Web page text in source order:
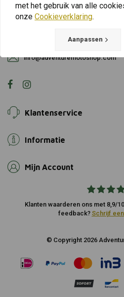
Gotenburgweg 46a, 9723 TM
+31 85 06 06 06 5
info@adventuremotoshop.com
Klantenservice
Informatie
Mijn Account
Klanten waarderen ons met 8,9/
feedback? Schrijf
© Copyright 2026
met het gebruik van alle
onze Cookieverklaring.
Aanpassen